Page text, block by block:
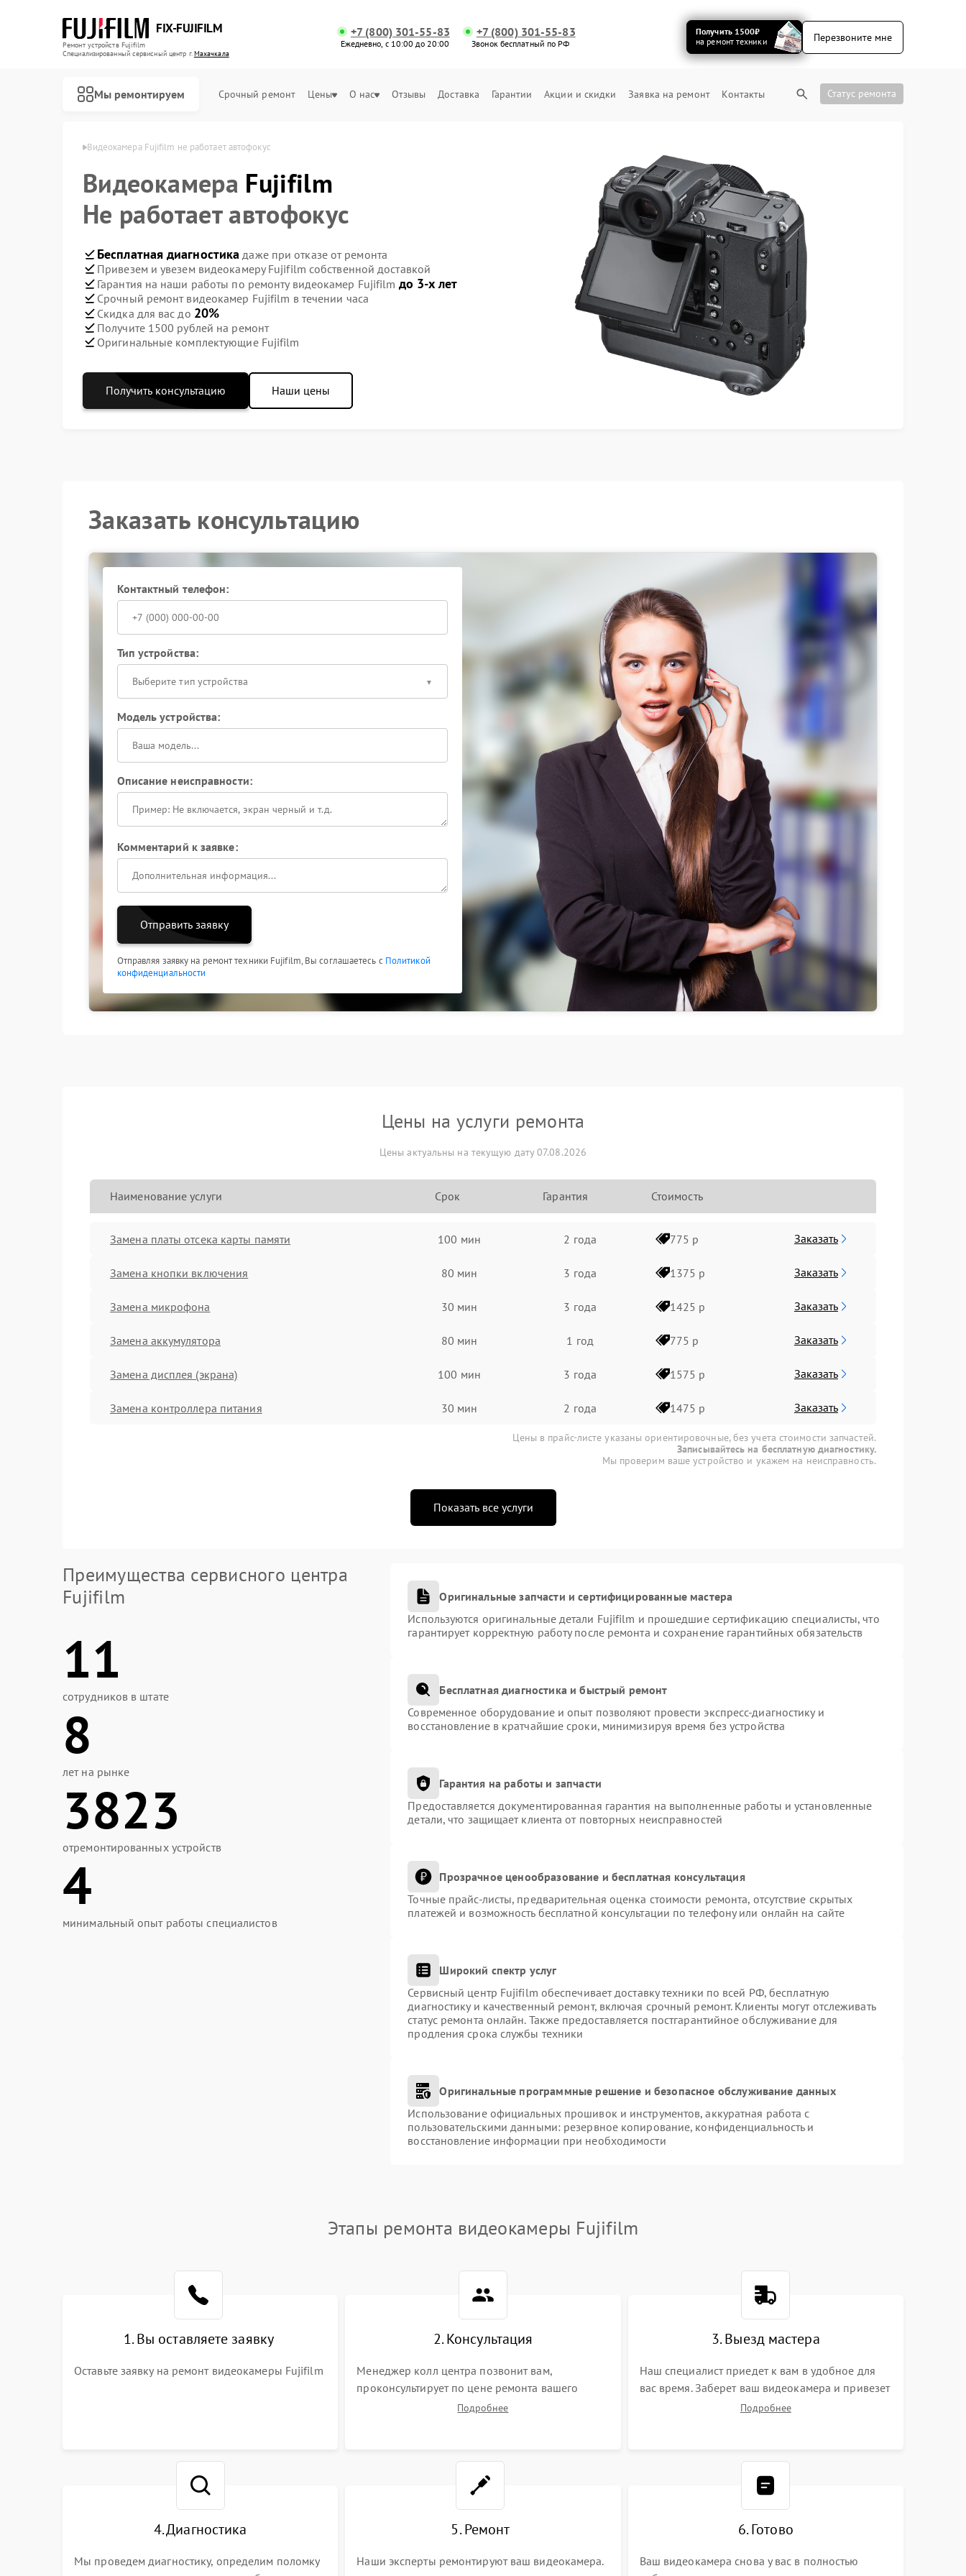
FIX-FUJIFILM
Ремонт устройств Fujifilm
Специализированный cервисный центр г.Махачкала
+7 (800) 301-55-83
Ежедневно, с 10:00 до 20:00
+7 (800) 301-55-83
Звонок бесплатный по РФ
Получить 1500₽
на ремонт техники
Перезвоните мне
Мы ремонтируем Срочный ремонт Цены О нас Отзывы Доставка Гарантии Акции и скидки Заявка на ремонт Контакты Статус ремонта
Видеокамера Fujifilm не работает автофокус
Видеокамера Fujifilm
Не работает автофокус
Бесплатная диагностика даже при отказе от ремонта
Привезем и увезем видеокамеру Fujifilm собственной доставкой
Гарантия на наши работы по ремонту видеокамер Fujifilm до 3-х лет
Срочный ремонт видеокамер Fujifilm в течении часа
Скидка для вас до 20%
Получите 1500 рублей на ремонт
Оригинальные комплектующие Fujifilm
Получить консультацию Наши цены
Заказать консультацию
Контактный телефон:
Тип устройства:
Выберите тип устройства
Модель устройства:
Описание неисправности:
Комментарий к заявке:
Отправить заявку
Отправляя заявку на ремонт техники Fujifilm, Вы соглашаетесь с Политикой
конфиденциальности
Цены на услуги ремонта
Цены актуальны на текущую дату 07.08.2026
Наименование услуги Срок Гарантия Стоимость
Замена платы отсека карты памяти 100 мин 2 года 775 р Заказать
Замена кнопки включения 80 мин 3 года 1375 р Заказать
Замена микрофона 30 мин 3 года 1425 р Заказать
Замена аккумулятора 80 мин 1 год 775 р Заказать
Замена дисплея (экрана) 100 мин 3 года 1575 р Заказать
Замена контроллера питания 30 мин 2 года 1475 р Заказать
Цены в прайс-листе указаны ориентировочные, без учета стоимости запчастей.
Записывайтесь на бесплатную диагностику.
Мы проверим ваше устройство и укажем на неисправность.
Показать все услуги
Преимущества сервисного центра
Fujifilm
11
сотрудников в штате
8
лет на рынке
3823
отремонтированных устройств
4
минимальный опыт работы специалистов
Оригинальные запчасти и сертифицированные мастера
Используются оригинальные детали Fujifilm и прошедшие сертификацию специалисты, что
гарантирует корректную работу после ремонта и сохранение гарантийных обязательств
Бесплатная диагностика и быстрый ремонт
Современное оборудование и опыт позволяют провести экспресс-диагностику и
восстановление в кратчайшие сроки, минимизируя время без устройства
Гарантия на работы и запчасти
Предоставляется документированная гарантия на выполненные работы и установленные
детали, что защищает клиента от повторных неисправностей
Прозрачное ценообразование и бесплатная консультация
Точные прайс-листы, предварительная оценка стоимости ремонта, отсутствие скрытых
платежей и возможность бесплатной консультации по телефону или онлайн на сайте
Широкий спектр услуг
Сервисный центр Fujifilm обеспечивает доставку техники по всей РФ, бесплатную
диагностику и качественный ремонт, включая срочный ремонт. Клиенты могут отслеживать
статус ремонта онлайн. Также предоставляется постгарантийное обслуживание для
продления срока службы техники
Оригинальные программные решение и безопасное обслуживание данных
Использование официальных прошивок и инструментов, аккуратная работа с
пользовательскими данными: резервное копирование, конфиденциальность и
восстановление информации при необходимости
Этапы ремонта видеокамеры Fujifilm
1. Вы оставляете заявку
Оставьте заявку на ремонт видеокамеры Fujifilm
2. Консультация
Менеджер колл центра позвонит вам,
проконсультирует по цене ремонта вашего
видеокамеры а также ответит на все ваши
Подробнее
3. Выезд мастера
Наш специалист приедет к вам в удобное для
вас время. Заберет ваш видеокамера и привезет
на склад для диагностики.
Подробнее
4. Диагностика
Мы проведем диагностику, определим поломку
5. Ремонт
Наши эксперты ремонтируют ваш видеокамера.
6. Готово
Ваш видеокамера снова у вас в полностью